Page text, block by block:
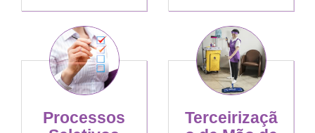
Processos
Terceirizaçã